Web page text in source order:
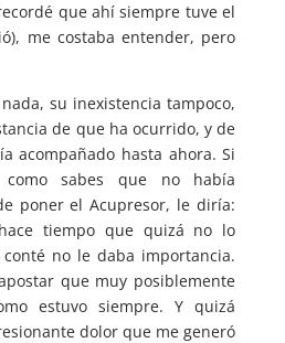
que ahí siempre tuve el
me costaba entender, pero
su inexistencia tampoco,
de que ha ocurrido, y de
acompañado hasta ahora. Si
sabes que no había
poner el Acupresor, le diría:
tiempo que quizá no lo
no le daba importancia.
que muy posiblemente
estuvo siempre. Y quizá
dolor que me generó